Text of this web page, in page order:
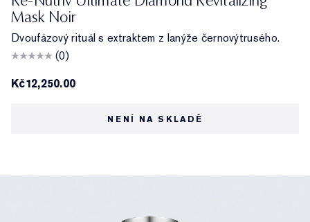
Mask Noir
Dvoufázový rituál s extraktem z lanýže černovýtrusého.
(0)
Kč12,250.00
NENÍ NA SKLADĚ